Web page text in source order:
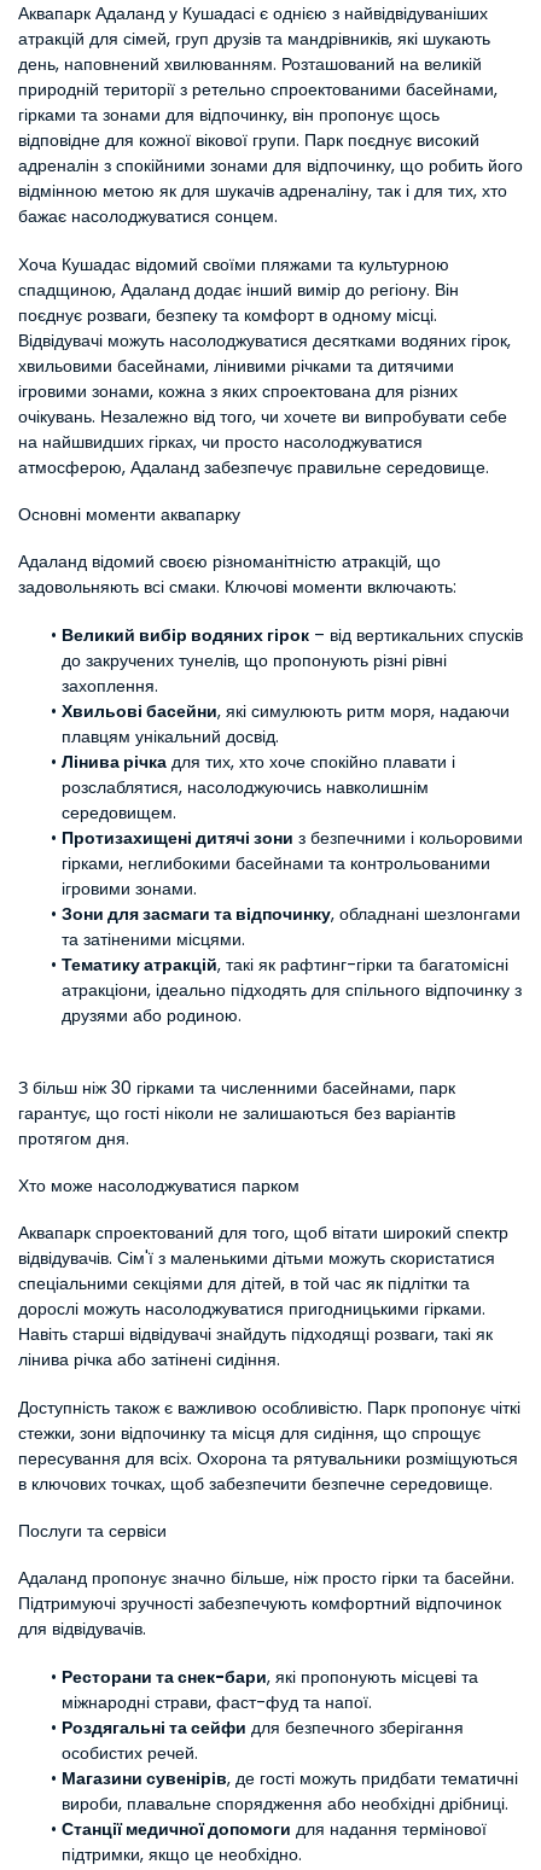
Аквапарк Адаланд у Кушадасі є однією з найвідвідуваніших
атракцій для сімей, груп друзів та мандрівників, які шукають
день, наповнений хвилюванням. Розташований на великій
природній території з ретельно спроектованими басейнами,
гірками та зонами для відпочинку, він пропонує щось
відповідне для кожної вікової групи. Парк поєднує високий
адреналін з спокійними зонами для відпочинку, що робить його
відмінною метою як для шукачів адреналіну, так і для тих, хто
бажає насолоджуватися сонцем.
Хоча Кушадас відомий своїми пляжами та культурною
спадщиною, Адаланд додає інший вимір до регіону. Він
поєднує розваги, безпеку та комфорт в одному місці.
Відвідувачі можуть насолоджуватися десятками водяних гірок,
хвильовими басейнами, лінивими річками та дитячими
ігровими зонами, кожна з яких спроектована для різних
очікувань. Незалежно від того, чи хочете ви випробувати себе
на найшвидших гірках, чи просто насолоджуватися
атмосферою, Адаланд забезпечує правильне середовище.
Основні моменти аквапарку
Адаланд відомий своєю різноманітністю атракцій, що
задовольняють всі смаки. Ключові моменти включають:
Великий вибір водяних гірок – від вертикальних спусків
до закручених тунелів, що пропонують різні рівні
захоплення.
Хвильові басейни, які симулюють ритм моря, надаючи
плавцям унікальний досвід.
Лінива річка для тих, хто хоче спокійно плавати і
розслаблятися, насолоджуючись навколишнім
середовищем.
Протизахищені дитячі зони з безпечними і кольоровими
гірками, неглибокими басейнами та контрольованими
ігровими зонами.
Зони для засмаги та відпочинку, обладнані шезлонгами
та затіненими місцями.
Тематику атракцій, такі як рафтинг-гірки та багатомісні
атракціони, ідеально підходять для спільного відпочинку з
друзями або родиною.
З більш ніж 30 гірками та численними басейнами, парк
гарантує, що гості ніколи не залишаються без варіантів
протягом дня.
Хто може насолоджуватися парком
Аквапарк спроектований для того, щоб вітати широкий спектр
відвідувачів. Сім'ї з маленькими дітьми можуть скористатися
спеціальними секціями для дітей, в той час як підлітки та
дорослі можуть насолоджуватися пригодницькими гірками.
Навіть старші відвідувачі знайдуть підходящі розваги, такі як
лінива річка або затінені сидіння.
Доступність також є важливою особливістю. Парк пропонує чіткі
стежки, зони відпочинку та місця для сидіння, що спрощує
пересування для всіх. Охорона та рятувальники розміщуються
в ключових точках, щоб забезпечити безпечне середовище.
Послуги та сервіси
Адаланд пропонує значно більше, ніж просто гірки та басейни.
Підтримуючі зручності забезпечують комфортний відпочинок
для відвідувачів.
Ресторани та снек-бари, які пропонують місцеві та
міжнародні страви, фаст-фуд та напої.
Роздягальні та сейфи для безпечного зберігання
особистих речей.
Магазини сувенірів, де гості можуть придбати тематичні
вироби, плавальне спорядження або необхідні дрібниці.
Станції медичної допомоги для надання термінової
підтримки, якщо це необхідно.